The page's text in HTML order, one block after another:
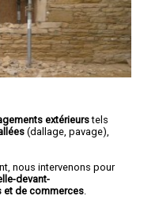
extérieurstels
(dallage, pavage),
nous intervenons pour
devant-
et de commerces